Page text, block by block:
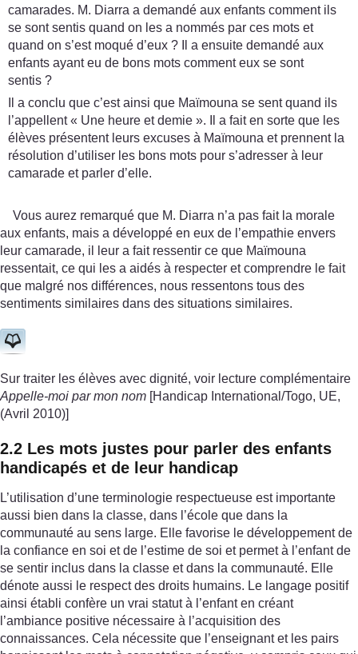
camarades. M. Diarra a demandé aux enfants comment ils
se sont sentis quand on les a nommés par ces mots et
quand on s’est moqué d’eux ? Il a ensuite demandé aux
enfants ayant eu de bons mots comment eux se sont
sentis ?
Il a conclu que c’est ainsi que Maïmouna se sent quand ils
l’appellent « Une heure et demie ». Il a fait en sorte que les
élèves présentent leurs excuses à Maïmouna et prennent la
résolution d’utiliser les bons mots pour s’adresser à leur
camarade et parler d’elle.
Vous aurez remarqué que M. Diarra n’a pas fait la morale
aux enfants, mais a développé en eux de l’empathie envers
leur camarade, il leur a fait ressentir ce que Maïmouna
ressentait, ce qui les a aidés à respecter et comprendre le fait
que malgré nos différences, nous ressentons tous des
sentiments similaires dans des situations similaires.
Sur traiter les élèves avec dignité, voir lecture complémentaire
Appelle-moi par mon nom [Handicap International/Togo, UE,
(Avril 2010)]
2.2 Les mots justes pour parler des enfants
handicapés et de leur handicap
L’utilisation d’une terminologie respectueuse est importante
aussi bien dans la classe, dans l’école que dans la
communauté au sens large. Elle favorise le développement de
la confiance en soi et de l’estime de soi et permet à l’enfant de
se sentir inclus dans la classe et dans la communauté. Elle
dénote aussi le respect des droits humains. Le langage positif
ainsi établi confère un vrai statut à l’enfant en créant
l’ambiance positive nécessaire à l’acquisition des
connaissances. Cela nécessite que l’enseignant et les pairs